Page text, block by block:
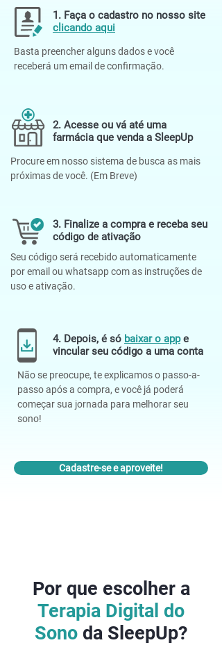
1. Faça o cadastro no nosso site
clicando aqui
Basta preencher alguns dados e você
receberá um email de confirmação.
2. Acesse ou vá até uma
farmácia que venda a SleepUp
Procure em nosso sistema de busca as mais
próximas de você. (Em Breve)
3. Finalize a compra e receba seu
código de ativação
Seu código será recebido automaticamente
por email ou whatsapp com as instruções de
uso e ativação.
4. Depois, é só baixar o appe
vincular seu código a uma conta
Não se preocupe, te explicamos o passo-a-
passo após a compra, e você já poderá
começar sua jornada para melhorar seu
sono!
Cadastre-se e aproveite!
Por que escolher a
Terapia Digital do
Sono da SleepUp?